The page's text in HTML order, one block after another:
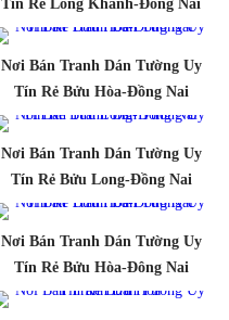
Tín Rẻ Long Khánh-Đông Nai
Nơi Bán Tranh Dán Tường Uy
Tín Rẻ Bửu Hòa-Đồng Nai
Nơi Bán Tranh Dán Tường Uy
Tín Rẻ Bửu Long-Đồng Nai
Nơi Bán Tranh Dán Tường Uy
Tín Rẻ Bửu Hòa-Đông Nai